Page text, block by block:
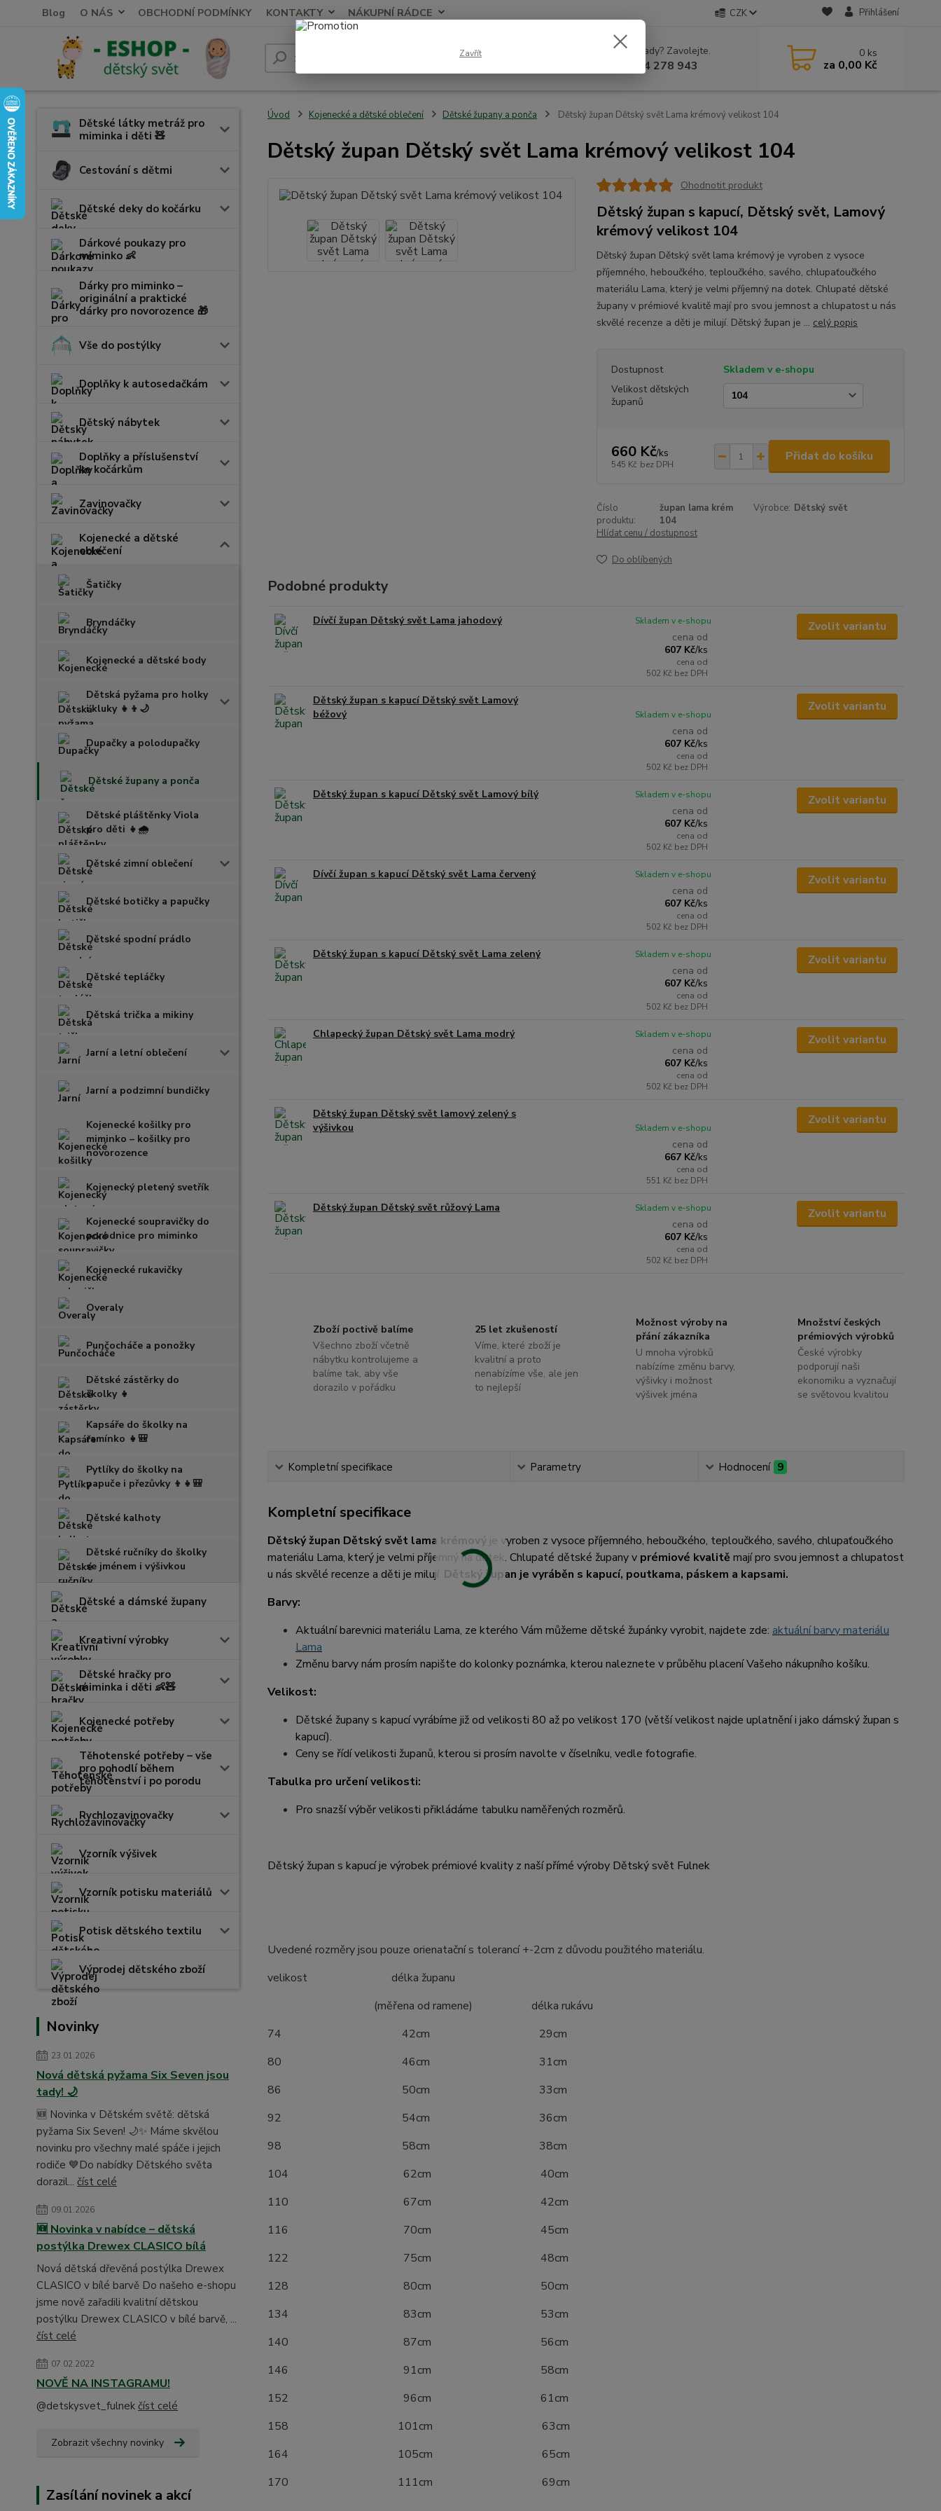
Blog O NÁS OBCHODNÍ PODMÍNKY KONTAKTY NÁKUPNÍ RÁDCE CZK Přihlášení
Hledat Nevíte si rady? Zavolejte.
+420 604 278 943
0 ks
za 0,00 Kč
Dětské látky metráž pro
miminka i děti 🧸
Cestování s dětmi
Dětské deky do kočárku
Dárkové poukazy pro
miminko 👶
Dárky pro miminko –
originální a praktické
dárky pro novorozence 🎁
Vše do postýlky
Doplňky k autosedačkám
Dětský nábytek
Doplňky a příslušenství
ke kočárkům
Zavinovačky
Kojenecké a dětské
oblečení
Šatičky
Bryndáčky
Kojenecké a dětské body
Dětská pyžama pro holky
i kluky 👧👦🌙
Dupačky a polodupačky
Dětské župany a ponča
Dětské pláštěnky Viola
pro děti 👧🌧️
Dětské zimní oblečení
Dětské botičky a papučky
Dětské spodní prádlo
Dětské tepláčky
Dětská trička a mikiny
Jarní a letní oblečení
Jarní a podzimní bundičky
Kojenecké košilky pro
miminko – košilky pro
novorozence
Kojenecký pletený svetřík
Kojenecké soupravičky do
porodnice pro miminko
Kojenecké rukavičky
Overaly
Punčocháče a ponožky
Dětské zástěrky do
školky 👧
Kapsáře do školky na
ramínko 👧🎒
Pytlíky do školky na
papuče i přezůvky 👦👧🎒
Dětské kalhoty
Dětské ručníky do školky
se jménem i výšivkou
Dětské a dámské župany
Kreativní výrobky
Dětské hračky pro
miminka i děti 👶🧸
Kojenecké potřeby
Těhotenské potřeby – vše
pro pohodlí během
těhotenství i po porodu
Rychlozavinovačky
Vzorník výšivek
Vzorník potisku materiálů
Potisk dětského textilu
Výprodej dětského zboží
Novinky
23.01.2026
Nová dětská pyžama Six Seven jsou
tady! 🌙
🆕 Novinka v Dětském světě: dětská
pyžama Six Seven! 🌙✨ Máme skvělou
novinku pro všechny malé spáče i jejich
rodiče 💙Do nabídky Dětského světa
dorazil... číst celé
09.01.2026
🆕 Novinka v nabídce – dětská
postýlka Drewex CLASICO bílá
Nová dětská dřevěná postýlka Drewex
CLASICO v bílé barvě Do našeho e-shopu
jsme nově zařadili kvalitní dětskou
postýlku Drewex CLASICO v bílé barvě, ...
číst celé
07.02.2022
NOVĚ NA INSTAGRAMU!
@detskysvet_fulnek číst celé
Zobrazit všechny novinky
Zasílání novinek a akcí
Úvod Kojenecké a dětské oblečení Dětské župany a ponča Dětský župan Dětský svět Lama krémový velikost 104
Dětský župan Dětský svět Lama krémový velikost 104
Ohodnotit produkt
Dětský župan s kapucí, Dětský svět, Lamový
krémový velikost 104
Dětský župan Dětský svět lama krémový je vyroben z vysoce
příjemného, heboučkého, teploučkého, savého, chlupaťoučkého
materiálu Lama, který je velmi příjemný na dotek. Chlupaté dětské
župany v prémiové kvalitě mají pro svou jemnost a chlupatost u nás
skvělé recenze a děti je milují. Dětský župan je ... celý popis
Dostupnost
Skladem v e-shopu
Velikost dětských
županů
660 Kč/ks
545 Kč bez DPH
Přidat do košíku
Číslo
produktu:
župan lama krém
104
Výrobce: Dětský svět
Hlídat cenu / dostupnost
Do oblíbených
Podobné produkty
Dívčí župan Dětský svět Lama jahodový
cena od
607 Kč/ks
cena od
502 Kč bez DPH
Skladem v e-shopu Zvolit variantu
Dětský župan s kapucí Dětský svět Lamový
béžový
cena od
607 Kč/ks
cena od
502 Kč bez DPH
Skladem v e-shopu
Zvolit variantu
Dětský župan s kapucí Dětský svět Lamový bílý
cena od
607 Kč/ks
cena od
502 Kč bez DPH
Skladem v e-shopu Zvolit variantu
Dívčí župan s kapucí Dětský svět Lama červený
cena od
607 Kč/ks
cena od
502 Kč bez DPH
Skladem v e-shopu Zvolit variantu
Dětský župan s kapucí Dětský svět Lama zelený
cena od
607 Kč/ks
cena od
502 Kč bez DPH
Skladem v e-shopu Zvolit variantu
Chlapecký župan Dětský svět Lama modrý
cena od
607 Kč/ks
cena od
502 Kč bez DPH
Skladem v e-shopu Zvolit variantu
Dětský župan Dětský svět lamový zelený s
výšivkou
cena od
667 Kč/ks
cena od
551 Kč bez DPH
Skladem v e-shopu
Zvolit variantu
Dětský župan Dětský svět růžový Lama
cena od
607 Kč/ks
cena od
502 Kč bez DPH
Skladem v e-shopu Zvolit variantu
Zboží poctivě balíme
Všechno zboží včetně
nábytku kontrolujeme a
balíme tak, aby vše
dorazilo v pořádku
25 let zkušeností
Víme, které zboží je
kvalitní a proto
nenabízíme vše, ale jen
to nejlepší
Možnost výroby na
přání zákazníka
U mnoha výrobků
nabízíme změnu barvy,
výšivky i možnost
výšivek jména
Množství českých
prémiových výrobků
České výrobky
podporují naši
ekonomiku a vyznačují
se světovou kvalitou
Kompletní specifikace Parametry Hodnocení 9
Kompletní specifikace
Dětský župan Dětský svět lama krémový je vyroben z vysoce příjemného, heboučkého, teploučkého, savého, chlupaťoučkého
materiálu Lama, který je velmi příjemný na dotek. Chlupaté dětské župany v prémiové kvalitě mají pro svou jemnost a chlupatost
u nás skvělé recenze a děti je milují. Dětský župan je vyráběn s kapucí, poutkama, páskem a kapsami.
Barvy:
Aktuální barevnici materiálu Lama, ze kterého Vám můžeme dětské župánky vyrobit, najdete zde: aktuální barvy materiálu
Lama
Změnu barvy nám prosím napište do kolonky poznámka, kterou naleznete v průběhu placení Vašeho nákupního košíku.
Velikost:
Dětské župany s kapucí vyrábíme již od velikosti 80 až po velikost 170 (větší velikost najde uplatnění i jako dámský župan s
kapucí).
Ceny se řídí velikosti županů, kterou si prosím navolte v číselníku, vedle fotografie.
Tabulka pro určení velikosti:
Pro snazší výběr velikosti přikládáme tabulku naměřených rozměrů.
Dětský župan s kapucí je výrobek prémiové kvality z naší přímé výroby Dětský svět Fulnek
Uvedené rozměry jsou pouze orienatační s tolerancí +-2cm z důvodu použitého materiálu.
velikost délka županu
(měřena od ramene) délka rukávu
74 42cm 29cm
80 46cm 31cm
86 50cm 33cm
92 54cm 36cm
98 58cm 38cm
104 62cm 40cm
110 67cm 42cm
116 70cm 45cm
122 75cm 48cm
128 80cm 50cm
134 83cm 53cm
140 87cm 56cm
146 91cm 58cm
152 96cm 61cm
158 101cm 63cm
164 105cm 65cm
170 111cm 69cm
Zavřít